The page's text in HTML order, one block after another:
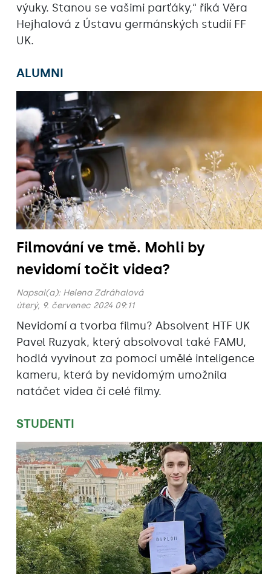
výuky. Stanou se vašimi parťáky,“ říká Věra
Hejhalová z Ústavu germánských studií FF
UK.
ALUMNI
Filmování ve tmě. Mohli by
nevidomí točit videa?
Napsal(a): Helena Zdráhalová
úterý, 9. červenec 2024 09:11
Nevidomí a tvorba filmu? Absolvent HTF UK
Pavel Ruzyak, který absolvoval také FAMU,
hodlá vyvinout za pomoci umělé inteligence
kameru, která by nevidomým umožnila
natáčet videa či celé filmy.
STUDENTI